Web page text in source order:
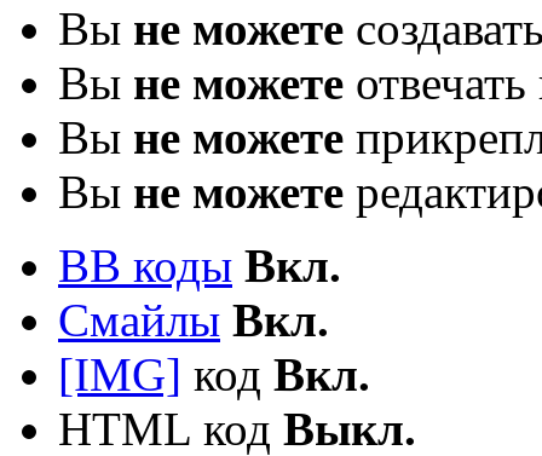
Вы не можете
Вы не можете
Вы не можете
Вы не можете
BB коды Вкл.
Смайлы Вкл.
[IMG] код Вкл.
HTML код Выкл.